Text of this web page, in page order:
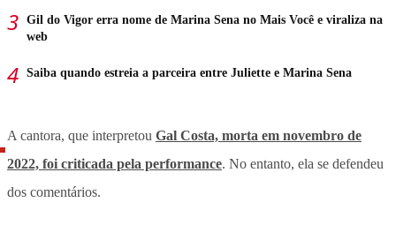
Gil do Vigor erra nome de Marina Sena no Mais Você e viraliza na
web
Saiba quando estreia a parceira entre Juliette e Marina Sena
A cantora, que interpretou Gal Costa, morta em novembro de
2022, foi criticada pela performance. No entanto, ela se defendeu
dos comentários.